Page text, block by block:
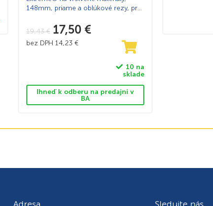
148mm, priame a oblúkové rezy, pre
19,43€ 17,50 €
bez DPH 14,23 €
10 na
sklade
Ihneď k odberu na predajni v
BA